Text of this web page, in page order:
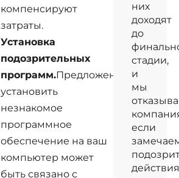
компенсируют
затраты.
Установка
подозрительных
программ.Предложение
установить
незнакомое
программное
обеспечение на ваш
компьютер может
быть связано с
них
доходят
до
стадии,
и
мы
если